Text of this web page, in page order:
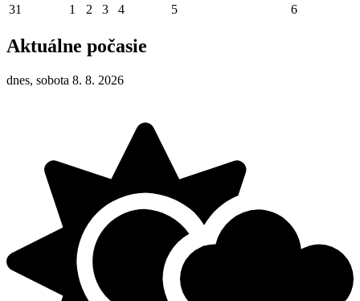
31
1 2 3 4 5 6
Aktuálne počasie
dnes, sobota 8. 8. 2026